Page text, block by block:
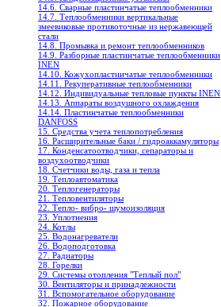
14.6. Сварные пластинчатые теплообменники
14.7. Теплообменники вертикальные
змеевиковые противоточные из нержавеющей
стали
14.8. Промывка и ремонт теплообменников
14.9. Разборные пластинчатые теплообменники
INEN
14.10. Кожухопластинчатые теплообменники
14.11. Рекуперативные теплообменники
14.12. Индивидуальные тепловые пункты INEN
14.13. Аппараты воздушного охлаждения
14.14. Пластинчатые теплообменники
DANFOSS
15. Средства учета теплопотребления
16. Расширительные баки / гидроаккамуляторы
17. Конденсатоотводчики, сепараторы и
воздухоотводчики
18. Счетчики воды, газа и тепла
19. Теплоавтоматика
20. Теплогенераторы
21. Тепловентиляторы
22. Тепло- вибро- шумоизоляция
23. Уплотнения
24. Котлы
25. Водонагреватели
26. Водоподготовка
27. Радиаторы
28. Горелки
29. Системы отопления "Теплый пол"
30. Вентиляторы и принадлежности
31. Вспомогательное оборудование
32. Пожарное оборудование